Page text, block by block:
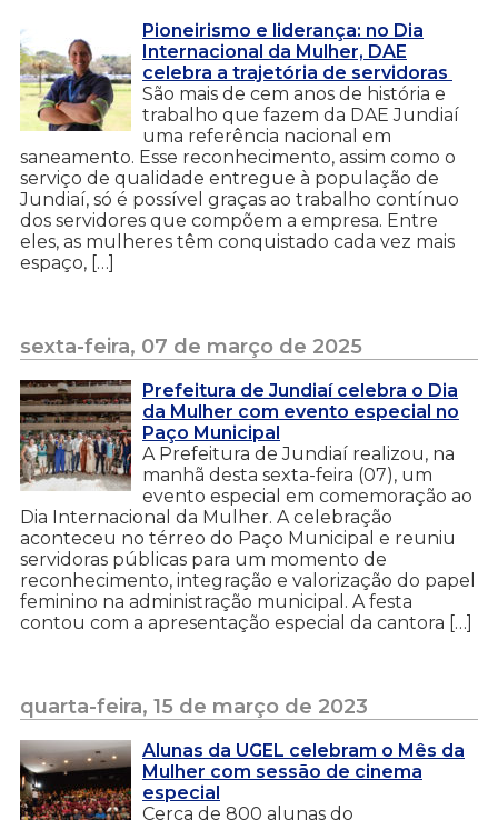
Pioneirismo e liderança: no Dia
Internacional da Mulher, DAE
celebra a trajetória de servidoras
São mais de cem anos de história e
trabalho que fazem da DAE Jundiaí
uma referência nacional em
saneamento. Esse reconhecimento, assim como o
serviço de qualidade entregue à população de
Jundiaí, só é possível graças ao trabalho contínuo
dos servidores que compõem a empresa. Entre
eles, as mulheres têm conquistado cada vez mais
espaço, […]
sexta-feira, 07 de março de 2025
Prefeitura de Jundiaí celebra o Dia
da Mulher com evento especial no
Paço Municipal
A Prefeitura de Jundiaí realizou, na
manhã desta sexta-feira (07), um
evento especial em comemoração ao
Dia Internacional da Mulher. A celebração
aconteceu no térreo do Paço Municipal e reuniu
servidoras públicas para um momento de
reconhecimento, integração e valorização do papel
feminino na administração municipal. A festa
contou com a apresentação especial da cantora […]
quarta-feira, 15 de março de 2023
Alunas da UGEL celebram o Mês da
Mulher com sessão de cinema
especial
Cerca de 800 alunas do